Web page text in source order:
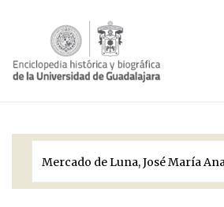
Períodos Históricos